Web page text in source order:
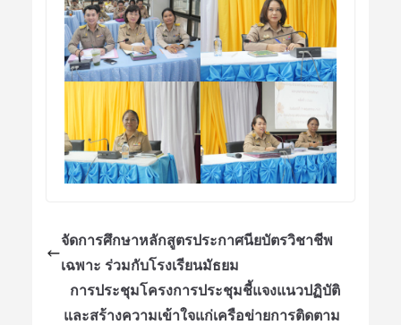
จัดการศึกษาหลักสูตรประกาศนียบัตรวิชาชีพ
เฉพาะ ร่วมกับโรงเรียนมัธยม
การประชุมโครงการประชุมชี้แจงแนวปฏิบัติ
และสร้างความเข้าใจแก่เครือข่ายการติดตาม